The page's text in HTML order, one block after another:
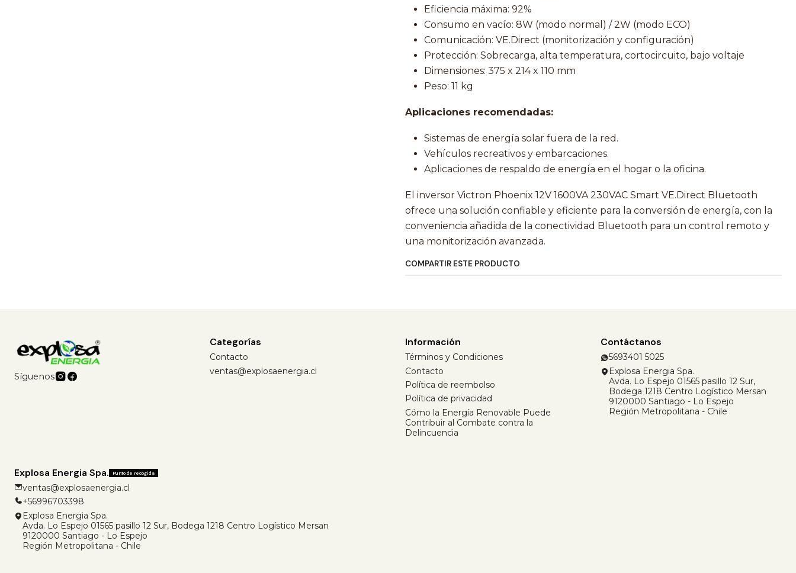
Eficiencia máxima: 92%
Consumo en vacío: 8W (modo normal) / 2W (modo ECO)
Comunicación: VE.Direct (monitorización y configuración)
Protección: Sobrecarga, alta temperatura, cortocircuito, bajo voltaje
Dimensiones: 375 x 214 x 110 mm
Peso: 11 kg
Aplicaciones recomendadas:
Sistemas de energía solar fuera de la red.
Vehículos recreativos y embarcaciones.
Aplicaciones de respaldo de energía en el hogar o la oficina.
El inversor Victron Phoenix 12V 1600VA 230VAC Smart VE.Direct Bluetooth
ofrece una solución confiable y eficiente para la conversión de energía, con la
conveniencia añadida de la conectividad Bluetooth para un control remoto y
una monitorización avanzada.
COMPARTIR ESTE PRODUCTO
Síguenos
Categorías
Contacto
ventas@explosaenergia.cl
Información
Términos y Condiciones
Contacto
Política de reembolso
Política de privacidad
Cómo la Energía Renovable Puede
Contribuir al Combate contra la
Delincuencia
Contáctanos
5693401 5025
Explosa Energia Spa.
Avda. Lo Espejo 01565 pasillo 12 Sur,
Bodega 1218 Centro Logístico Mersan
9120000 Santiago - Lo Espejo
Región Metropolitana - Chile
Explosa Energia Spa. Punto de recogida
ventas@explosaenergia.cl
+56996703398
Explosa Energia Spa.
Avda. Lo Espejo 01565 pasillo 12 Sur, Bodega 1218 Centro Logístico Mersan
9120000 Santiago - Lo Espejo
Región Metropolitana - Chile